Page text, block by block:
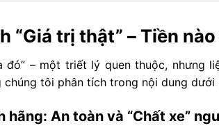
“Giá trị thật” – Tiền
đó” – một triết lý quen thuộc, nhưng
chúng tôi phân tích trong nội dung dưới
hãng: An toàn và “Chất xe”